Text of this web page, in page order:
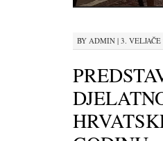
BY ADMIN | 3. VELJAČE